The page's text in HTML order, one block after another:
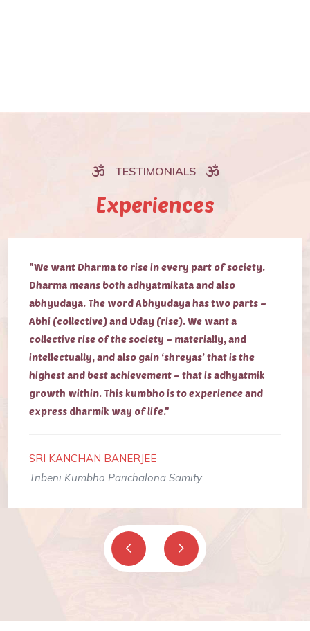
TESTIMONIALS
Experiences
"We want Dharma to rise in every part of society.
Dharma means both adhyatmikata and also
abhyudaya. The word Abhyudaya has two parts –
Abhi (collective) and Uday (rise). We want a
collective rise of the society – materially, and
intellectually, and also gain ‘shreyas’ that is the
highest and best achievement – that is adhyatmik
growth within. This kumbho is to experience and
express dharmik way of life."
SRI KANCHAN BANERJEE
Tribeni Kumbho Parichalona Samity